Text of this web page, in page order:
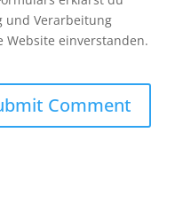
und Verarbeitung
einverstanden.